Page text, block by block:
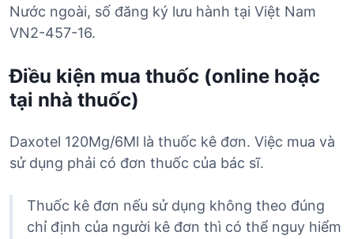
Nước ngoài, số đăng ký lưu hành tại Việt Nam
VN2-457-16.
Điều kiện mua thuốc (online hoặc
tại nhà thuốc)
Daxotel 120Mg/6Ml là thuốc kê đơn. Việc mua và
sử dụng phải có đơn thuốc của bác sĩ.
Thuốc kê đơn nếu sử dụng không theo đúng
chỉ định của người kê đơn thì có thể nguy hiểm